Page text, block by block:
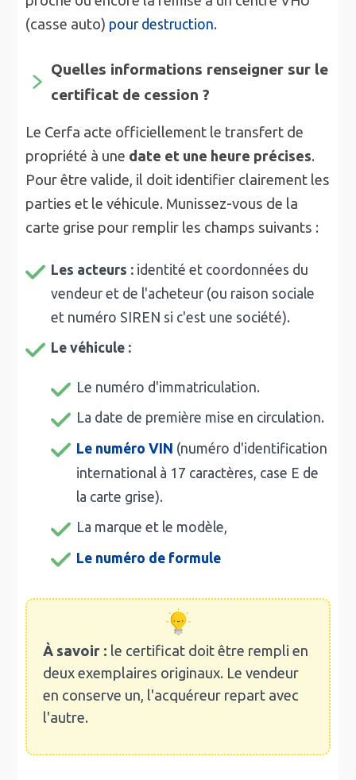
(casse auto) pour destruction.
Quelles informations renseigner sur le
certificat de cession ?
Le Cerfa acte officiellement le transfert de
propriété à une date et une heure précises.
Pour être valide, il doit identifier clairement les
parties et le véhicule. Munissez-vous de la
carte grise pour remplir les champs suivants :
Les acteurs : identité et coordonnées du
vendeur et de l'acheteur (ou raison sociale
et numéro SIREN si c'est une société).
Le véhicule :
Le numéro d'immatriculation.
La date de première mise en circulation.
Le numéro VIN (numéro d'identification
international à 17 caractères, case E de
la carte grise).
La marque et le modèle,
Le numéro de formule
À savoir : le certificat doit être rempli en
deux exemplaires originaux. Le vendeur
en conserve un, l'acquéreur repart avec
l'autre.